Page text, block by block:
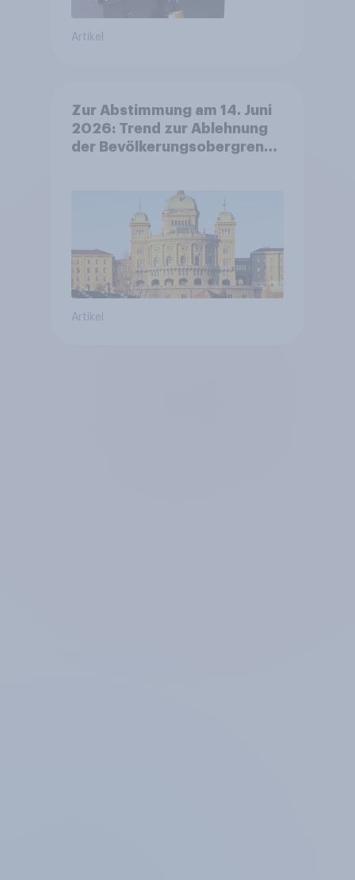
Artikel
Zur Abstimmung am 14. Juni
2026: Trend zur Ablehnung
der Bevölkerungsobergrenze
Zivildienstgesetz sinken
Artikel